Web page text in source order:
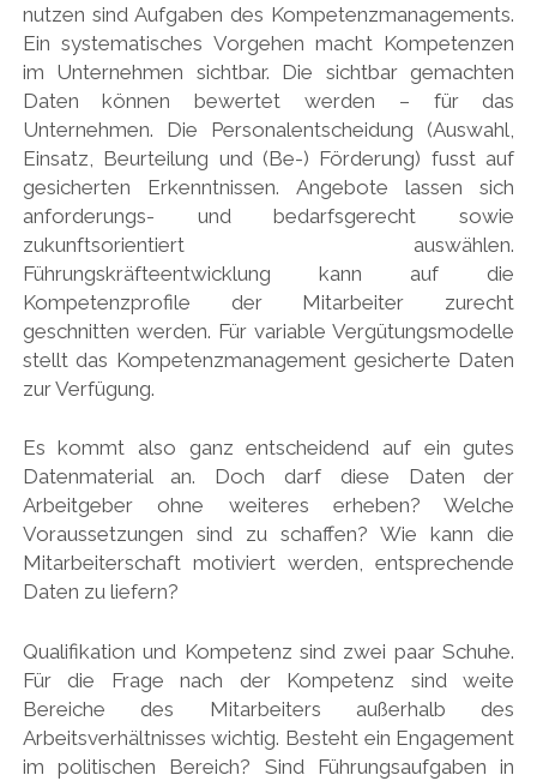
nutzen sind Aufgaben des Kompetenzmanagements.
Ein systematisches Vorgehen macht Kompetenzen
im Unternehmen sichtbar. Die sichtbar gemachten
Daten können bewertet werden – für das
Unternehmen. Die Personalentscheidung (Auswahl,
Einsatz, Beurteilung und (Be-) Förderung) fusst auf
gesicherten Erkenntnissen. Angebote lassen sich
anforderungs- und bedarfsgerecht sowie
zukunftsorientiert auswählen.
Führungskräfteentwicklung kann auf die
Kompetenzprofile der Mitarbeiter zurecht
geschnitten werden. Für variable Vergütungsmodelle
stellt das Kompetenzmanagement gesicherte Daten
zur Verfügung.
Es kommt also ganz entscheidend auf ein gutes
Datenmaterial an. Doch darf diese Daten der
Arbeitgeber ohne weiteres erheben? Welche
Voraussetzungen sind zu schaffen? Wie kann die
Mitarbeiterschaft motiviert werden, entsprechende
Daten zu liefern?
Qualifikation und Kompetenz sind zwei paar Schuhe.
Für die Frage nach der Kompetenz sind weite
Bereiche des Mitarbeiters außerhalb des
Arbeitsverhältnisses wichtig. Besteht ein Engagement
im politischen Bereich? Sind Führungsaufgaben in